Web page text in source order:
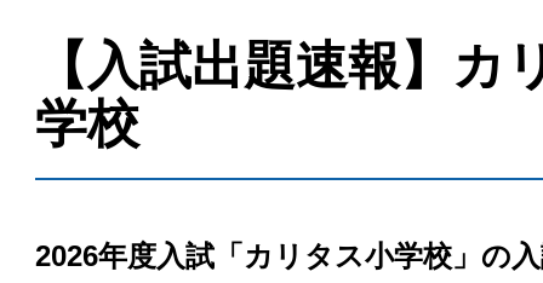
【入試出題速報】カ
学校
2026年度入試「カリタス小学校」の